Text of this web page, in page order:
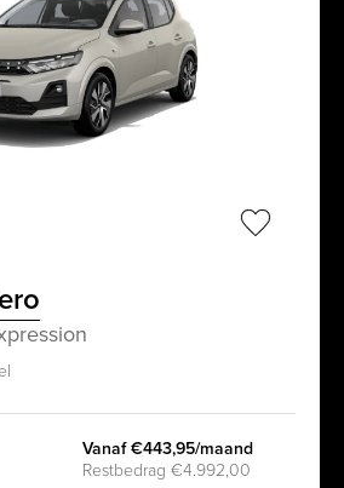
Vanaf €443,95/maand
Restbedrag €4.992,00